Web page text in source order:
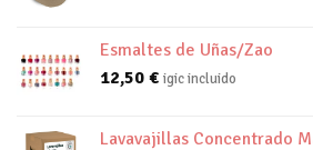
Esmaltes de Uñas/Zao
12,50 € igic incluido
Lavavajillas Concentrado